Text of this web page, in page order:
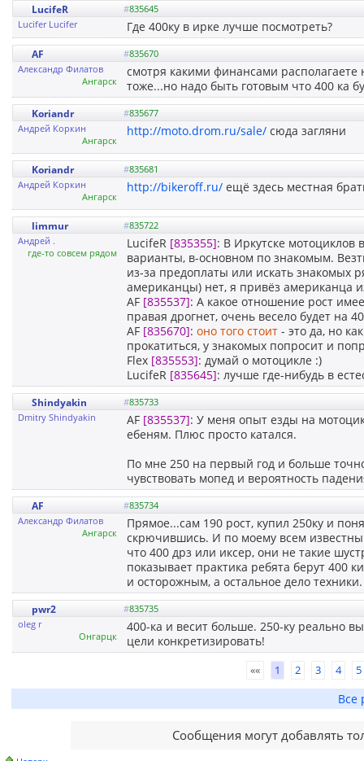
LucifeR #835645
Lucifer Lucifer
Где 400ку в ирке лучше посмотреть?
AF #835670
Александр Филатов
Ангарск
смотря какими финансами
тоже...но надо быть готовым что 400 ка
Koriandr #835677
Андрей Коркин
Ангарск
http://moto.drom.ru/sale/ сюда загляни
Koriandr #835681
Андрей Коркин
Ангарск
http://bikeroff.ru/ ещё здесь местная
limmur #835722
Андрей .
где-то совсем рядом
LucifeR [835355]: В Иркутске мотоциклов
варианты, в-основном по знакомым.
из-за предоплаты или искать знакомых
американцы) нет, я привёз американца
AF [835537]: А какое отношение рост
правая дрогнет, очень весело будет на
AF [835670]: оно того стоит - это да, но
прокатиться, у знакомых попросит и
Flex [835553]: думай о мотоцикле :)
LucifeR [835645]: лучше где-нибудь в
Shindyakin #835733
Dmitry Shindyakin
AF [835537]: У меня опыт езды на
ебеням. Плюс просто катался.
По мне 250 на первый год и больше
чувствовать мопед и вероятность
AF #835734
Александр Филатов
Ангарск
Прямое...сам 190 рост, купил 250ку и
скрючившись. И по моему всем
что 400 дрз или иксер, они не такие
показывает практика ребята берут 400
и осторожным, а остальное дело техники.
pwr2 #835735
oleg r
Онгарцк
400-ка и весит больше. 250-ку реально
цели конкретизировать!
«« 1 2 3 4 5
Все
Сообщения могут добавлять